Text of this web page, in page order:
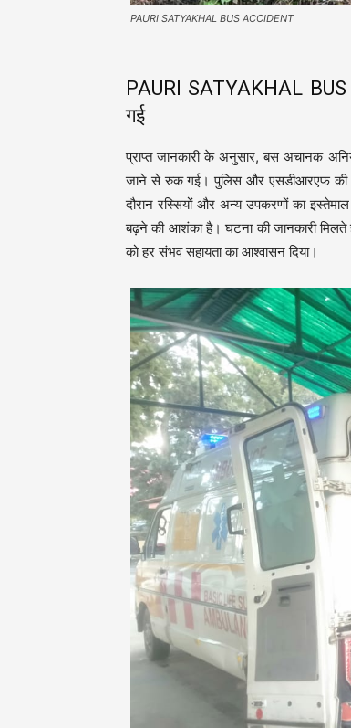
PAURI SATYAKHAL BUS ACCIDENT
PAURI SATYAKHAL
गई
प्राप्त जानकारी के अनुसार, बस अचानक
जाने से रुक गई। पुलिस और एसडीआरएफ की
दौरान रस्सियों और अन्य उपकरणों का
बढ़ने की आशंका है। घटना की जानकारी मिलते
को हर संभव सहायता का आश्वासन दिया।